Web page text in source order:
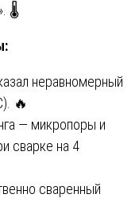
🌡️
неравномерный
🔥
— микропоры и
сварке на 4
сваренный